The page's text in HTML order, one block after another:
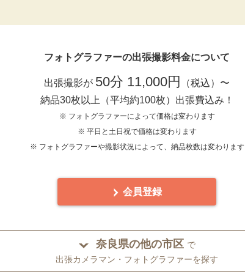
フォトグラファーの出張撮影料金について
出張撮影が 50分 11,000円
（税込）〜
納品30枚以上（平均約100枚）出張費込み！
※ フォトグラファーによって価格は変わります
※ 平日と土日祝で価格は変わります
※ フォトグラファーや撮影状況によって、納品枚数は変わります
会員登録
奈良県の他の市区 で
出張カメラマン・フォトグラファーを探す